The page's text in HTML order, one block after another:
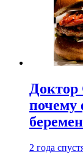
Доктор
почему
2 года